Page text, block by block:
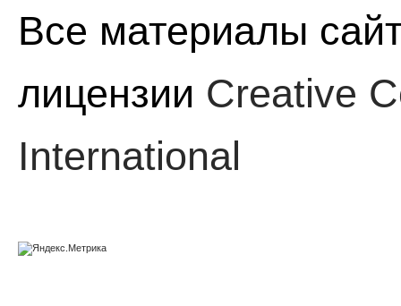
Все материалы
лицензии Creative
International